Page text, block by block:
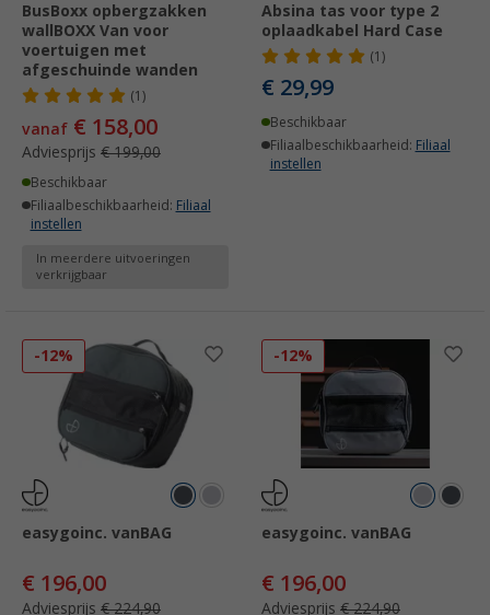
BusBoxx opbergzakken
wallBOXX Van voor
voertuigen met
afgeschuinde wanden
(1)
vanaf € 158,00
Adviesprijs € 199,00
Beschikbaar
Filiaalbeschikbaarheid: Filiaal
instellen
In meerdere uitvoeringen
verkrijgbaar
Absina tas voor type 2
oplaadkabel Hard Case
(1)
€ 29,99
Beschikbaar
Filiaalbeschikbaarheid: Filiaal
instellen
-12%
easygoinc. vanBAG
€ 196,00
Adviesprijs € 224,90
-12%
easygoinc. vanBAG
€ 196,00
Adviesprijs € 224,90